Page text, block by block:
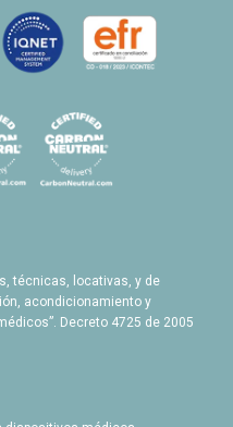
técnicas, locativas, y de
acondicionamiento y
Decreto 4725 de 2005